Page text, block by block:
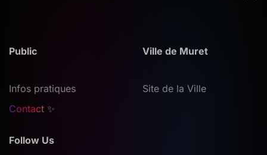
Public
Infos pratiques
Contact ✨
Ville de Muret
Site de la Ville
Follow Us